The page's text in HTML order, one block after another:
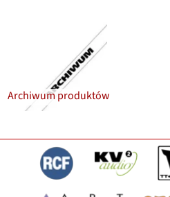
Archiwum produktów